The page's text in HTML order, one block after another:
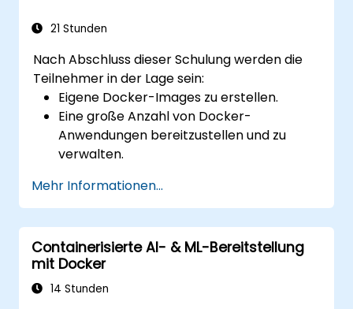
integrieren.
21 Stunden
Nach Abschluss dieser Schulung werden die
Teilnehmer in der Lage sein:
Eigene Docker-Images zu erstellen.
Eine große Anzahl von Docker-
Anwendungen bereitzustellen und zu
verwalten.
Orchestrierungslösungen zu bewerten
und die am besten geeignete
auszuwählen.
Ein Continuous-Integration-Prozess für
Docker-Anwendungen einzurichten.
Docker-Anwendungen in bestehende
Mehr Informationen...
Containerisierte AI- & ML-Bereitstellung
mit Docker
14 Stunden